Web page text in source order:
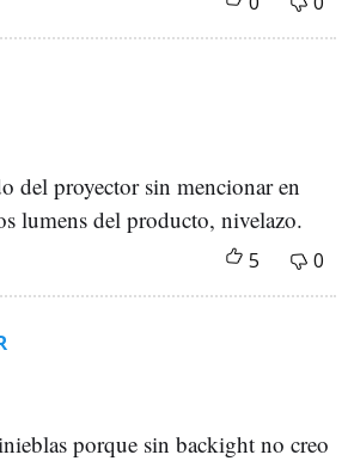
del proyector sin mencionar en
lumens del producto, nivelazo.
porque sin backight no creo